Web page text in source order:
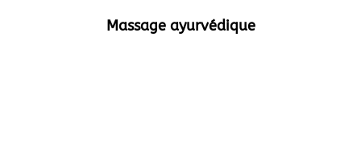
Massage ayurvédique